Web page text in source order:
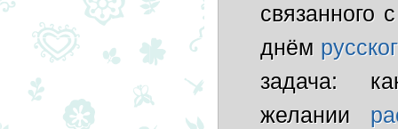
связанного
днём
задача:
желании